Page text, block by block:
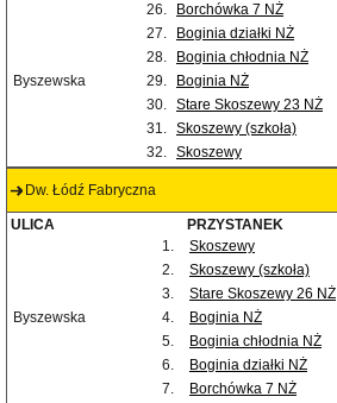
26.
Borchówka 7 NŻ
27.
Boginia działki NŻ
28.
Boginia chłodnia NŻ
Byszewska
29. Boginia NŻ
30. Stare Skoszewy 23 NŻ
31. Skoszewy (szkoła)
32. Skoszewy
Dw. Łódź Fabryczna
ULICA PRZYSTANEK
1.
Skoszewy
2.
Skoszewy (szkoła)
3.
Stare Skoszewy 26 NŻ
Byszewska
4. Boginia NŻ
5.
Boginia chłodnia NŻ
6.
Boginia działki NŻ
7.
Borchówka 7 NŻ